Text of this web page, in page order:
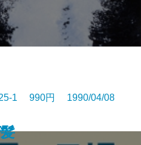
1 990円 1990/04/08